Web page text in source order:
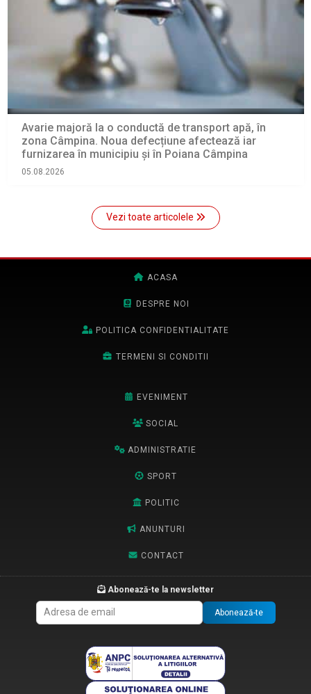
Avarie majoră la o conductă de transport apă, în
zona Câmpina. Noua defecțiune afectează iar
furnizarea în municipiu și în Poiana Câmpina
05.08.2026
Vezi toate articolele
ACASA
DESPRE NOI
POLITICA CONFIDENTIALITATE
TERMENI SI CONDITII
EVENIMENT
SOCIAL
ADMINISTRATIE
SPORT
POLITIC
ANUNTURI
CONTACT
Abonează-te la newsletter
Abonează-te